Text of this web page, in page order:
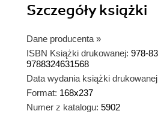
Szczegółyksiążki
Dane producenta »
ISBN Książki drukowanej: 978-
9788324631568
Data wydania książki
Format: 168x237
Numer z katalogu: 5902